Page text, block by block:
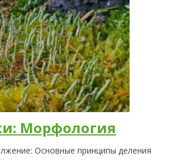
Морфология
Основные принципы деления